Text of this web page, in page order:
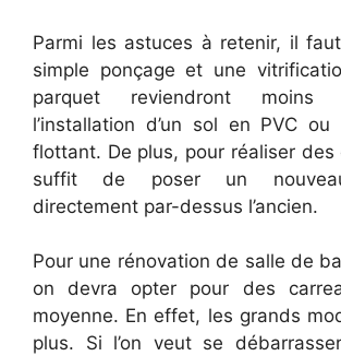
Parmi les astuces à retenir, il faut
simple ponçage et une
parquet reviendront moins
l’installation d’un sol en PVC ou
flottant. De plus, pour réaliser des
suffit de poser un
directement par-dessus l’ancien.
Pour une rénovation de salle de
on devra opter pour des
moyenne. En effet, les grands
plus. Si l’on veut se